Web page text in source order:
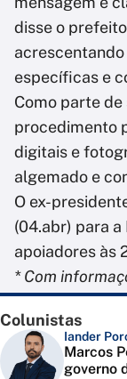
disse o
acrescentando
específicas e
Como parte
procedimento
digitais e
algemado e
O ex-
(04.abr) para
apoiadores às
* Com
Colunistas
Iander
Marcos
governo